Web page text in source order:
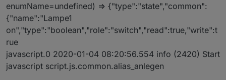
enumName=undefined) => {"type":"state","common":
{"name":"Lampe1
on","type":"boolean","role":"switch","read":true,"write":t
rue
javascript.0 2020-01-04 08:20:56.554 info (2420) Start
javascript script.js.common.alias_anlegen